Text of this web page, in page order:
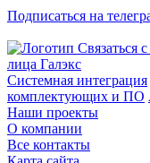
Подписаться на
Связаться
лица Галэкс
Системная интеграция
комплектующих и ПО
Наши проекты
О компании
Все контакты